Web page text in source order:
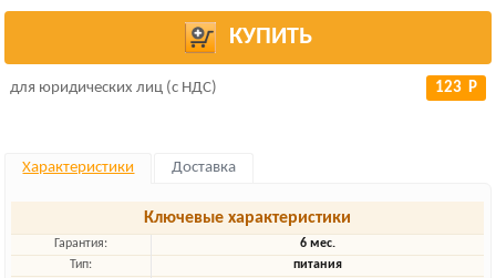
КУПИТЬ
для юридических лиц (с НДС) 123 Р
Характеристики Доставка
Ключевые характеристики
Гарантия:
6 мес.
Тип:
питания